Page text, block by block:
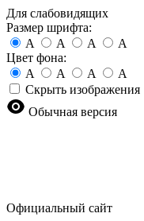
Для слабовидящих
Размер шрифта:
A
A A
A
Цвет фона:
A
A A
A
Скрыть изображения
Обычная версия
Официальный сайт